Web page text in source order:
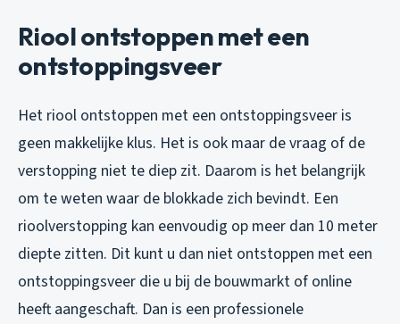
Riool ontstoppen met een
ontstoppingsveer
Het riool ontstoppen met een ontstoppingsveer is
geen makkelijke klus. Het is ook maar de vraag of de
verstopping niet te diep zit. Daarom is het belangrijk
om te weten waar de blokkade zich bevindt. Een
rioolverstopping kan eenvoudig op meer dan 10 meter
diepte zitten. Dit kunt u dan niet ontstoppen met een
ontstoppingsveer die u bij de bouwmarkt of online
heeft aangeschaft. Dan is een professionele